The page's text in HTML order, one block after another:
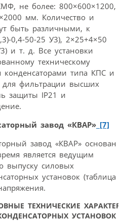
не более: 800×600×1200,
мм. Количество и
быть различными, к
0,4-50-25 У3), 2×25+4×50
и т. д. Все установки
техническому
конденсаторами типа КПС и
фильтрации высших
защиты IP21 и
завод «КВАР» [7]
завод «КВАР» основан
является ведущим
выпуску силовых
установок (таблица
ТЕХНИЧЕСКИЕ
УСТАНОВОК